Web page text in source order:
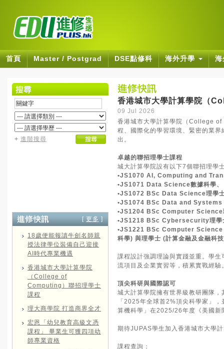
首頁 Master / Postgrad DSE點修科 海外升學
+ 進階搜尋
[ 更多 ]
18歲便能報讀牛劍名師親
授法律學位裝備自己迎接
AI時代專業機遇
香港城市大學計算學院
（College of
Computing）聯招理學士
課程
理大商學院 打造商界全才
宏恩「幼兒教育高級文憑
課程」 畢業生可獲四項幼
師專業資格
香港城市大學計算學院（
09 Jul 2026
香港城市大學計算學院（College of
程、國際化的學習環境、緊密的業
出。
卓越的聯招理學士課程
城大計算學院設有以下7個聯招理學
•JS1070 AI, Computing and
•JS1071 Data Science數據科學、
•JS1072 BSc Data Science理學
•JS1074 BSc Data and Systems
•JS1204 BSc Computer Science
•JS1218 BSc Cybersecurity理學
•JS1221 BSc Computer
科學) 與理學士 (計算金融及金融科
課程設計強調理論與實踐並重。學
流項目及企業實習等，積累實戰經驗
頂尖科研與國際認可
城大計算學院擁有世界級教研團隊
「2025年全球首2%頂尖科學家」
算機科學」在2025/26年度《美國新
期待JUPAS學生加入香港城市大學
課程查詢：